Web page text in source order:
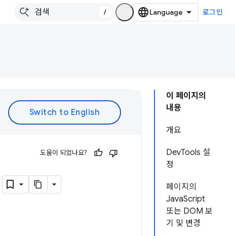
/ 로그인
이 페이지의
내용
개요
DevTools 설
정
페이지의
JavaScript
또는 DOM 보
기 및 변경
도움이 되었나요?